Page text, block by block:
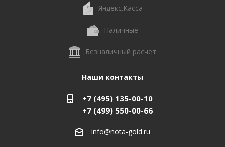
Яндекс.Касса
Наличные
Безналичный расчет
Наши контакты
+7 (495) 135-00-10
+7 (499) 550-00-66
info@nota-gold.ru